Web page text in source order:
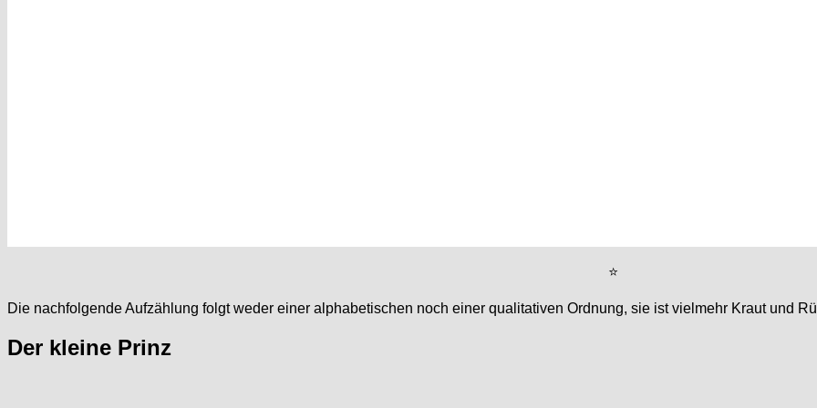
⭐
Die nachfolgende Aufzählung folgt weder einer alphabetischen noch einer qualitativen Ordnung, sie ist vielmehr Kraut und
Der kleine Prinz